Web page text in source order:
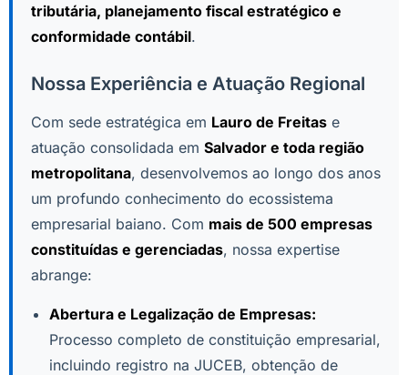
tributária, planejamento fiscal estratégico e
conformidade contábil.
Nossa Experiência e Atuação Regional
Com sede estratégica em Lauro de Freitas e
atuação consolidada em Salvador e toda região
metropolitana, desenvolvemos ao longo dos anos
um profundo conhecimento do ecossistema
empresarial baiano. Com mais de 500 empresas
constituídas e gerenciadas, nossa expertise
abrange:
Abertura e Legalização de Empresas:
Processo completo de constituição empresarial,
incluindo registro na JUCEB, obtenção de